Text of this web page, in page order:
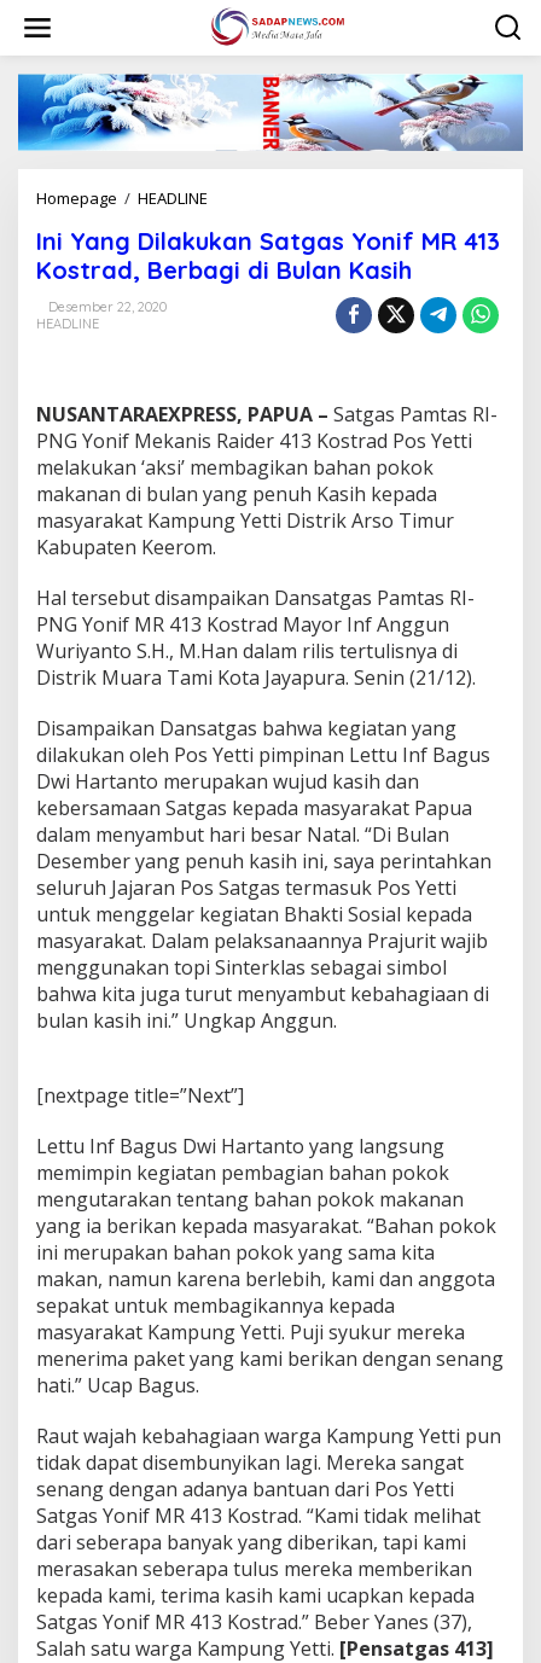
w
Homepage / HEADLINE
Y
a
a
k
u
k
a
n
S
t
g
a
s
Y
n
i
M
R
4
3
K
o
s
t
r
a
d
e
a
g
i
d
B
u
l
a
n
K
i
h
Ini Yang Dilakukan Satgas Yonif MR 413
Kostrad, Berbagi di Bulan Kasih
Desember 22, 2020
HEADLINE
NUSANTARAEXPRESS, PAPUA – Satgas Pamtas RI-
PNG Yonif Mekanis Raider 413 Kostrad Pos Yetti
melakukan ‘aksi’ membagikan bahan pokok
makanan di bulan yang penuh Kasih kepada
masyarakat Kampung Yetti Distrik Arso Timur
Kabupaten Keerom.
Hal tersebut disampaikan Dansatgas Pamtas RI-
PNG Yonif MR 413 Kostrad Mayor Inf Anggun
Wuriyanto S.H., M.Han dalam rilis tertulisnya di
Distrik Muara Tami Kota Jayapura. Senin (21/12).
Disampaikan Dansatgas bahwa kegiatan yang
dilakukan oleh Pos Yetti pimpinan Lettu Inf Bagus
Dwi Hartanto merupakan wujud kasih dan
kebersamaan Satgas kepada masyarakat Papua
dalam menyambut hari besar Natal. “Di Bulan
Desember yang penuh kasih ini, saya perintahkan
seluruh Jajaran Pos Satgas termasuk Pos Yetti
untuk menggelar kegiatan Bhakti Sosial kepada
masyarakat. Dalam pelaksanaannya Prajurit wajib
menggunakan topi Sinterklas sebagai simbol
bahwa kita juga turut menyambut kebahagiaan di
bulan kasih ini.” Ungkap Anggun.
[nextpage title=”Next”]
Lettu Inf Bagus Dwi Hartanto yang langsung
memimpin kegiatan pembagian bahan pokok
mengutarakan tentang bahan pokok makanan
yang ia berikan kepada masyarakat. “Bahan pokok
ini merupakan bahan pokok yang sama kita
makan, namun karena berlebih, kami dan anggota
sepakat untuk membagikannya kepada
masyarakat Kampung Yetti. Puji syukur mereka
menerima paket yang kami berikan dengan senang
hati.” Ucap Bagus.
Raut wajah kebahagiaan warga Kampung Yetti pun
tidak dapat disembunyikan lagi. Mereka sangat
senang dengan adanya bantuan dari Pos Yetti
Satgas Yonif MR 413 Kostrad. “Kami tidak melihat
dari seberapa banyak yang diberikan, tapi kami
merasakan seberapa tulus mereka memberikan
kepada kami, terima kasih kami ucapkan kepada
Satgas Yonif MR 413 Kostrad.” Beber Yanes (37),
Salah satu warga Kampung Yetti. [Pensatgas 413]